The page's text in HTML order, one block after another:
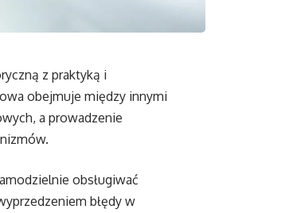
z praktyką i
obejmuje między innymi
a prowadzenie
obsługiwać
błędy w